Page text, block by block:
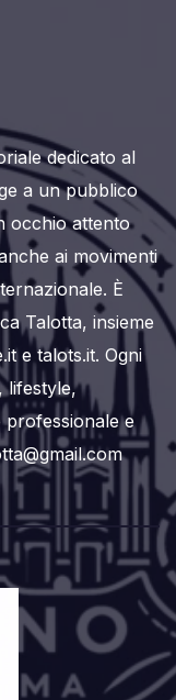
dedicato al
a un pubblico
occhio attento
ai movimenti
È
Talotta, insieme
e talots.it. Ogni
lifestyle,
professionale e